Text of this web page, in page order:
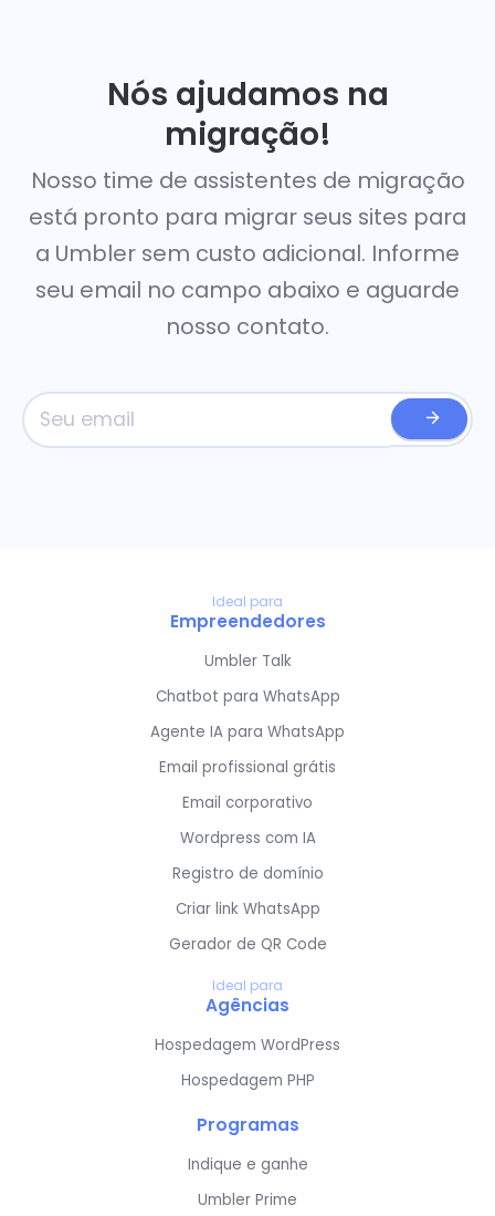
Nós ajudamos na
migração!
Nosso time de assistentes de migração
está pronto para migrar seus sites para
a Umbler sem custo adicional. Informe
seu email no campo abaixo e aguarde
nosso contato.
Ideal para
Empreendedores
Umbler Talk
Chatbot para WhatsApp
Agente IA para WhatsApp
Email profissional grátis
Email corporativo
Wordpress com IA
Registro de domínio
Criar link WhatsApp
Gerador de QR Code
Ideal para
Agências
Hospedagem WordPress
Hospedagem PHP
Programas
Indique e ganhe
Umbler Prime